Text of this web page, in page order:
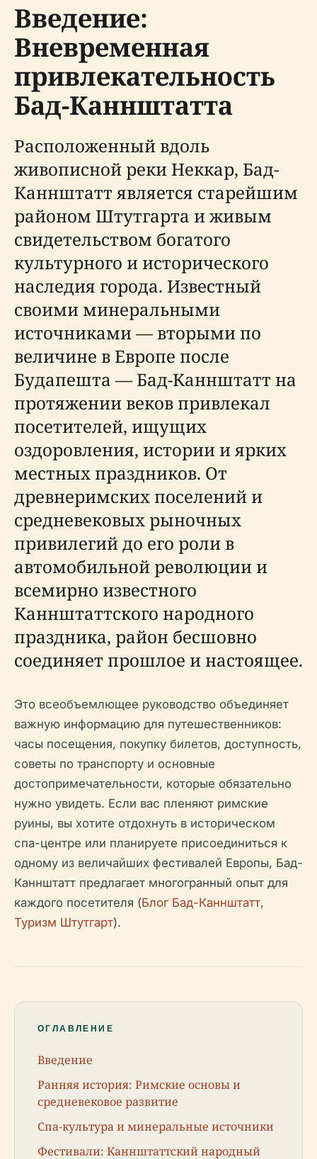
Введение:
Вневременная
привлекательность
Бад-Каннштатта
Расположенный вдоль
живописной реки Неккар, Бад-
Каннштатт является старейшим
районом Штутгарта и живым
свидетельством богатого
культурного и исторического
наследия города. Известный
своими минеральными
источниками — вторыми по
величине в Европе после
Будапешта — Бад-Каннштатт на
протяжении веков привлекал
посетителей, ищущих
оздоровления, истории и ярких
местных праздников. От
древнеримских поселений и
средневековых рыночных
привилегий до его роли в
автомобильной революции и
всемирно известного
Каннштаттского народного
праздника, район бесшовно
соединяет прошлое и настоящее.
Это всеобъемлющее руководство объединяет
важную информацию для путешественников:
часы посещения, покупку билетов, доступность,
советы по транспорту и основные
достопримечательности, которые обязательно
нужно увидеть. Если вас пленяют римские
руины, вы хотите отдохнуть в историческом
спа-центре или планируете присоединиться к
одному из величайших фестивалей Европы, Бад-
Каннштатт предлагает многогранный опыт для
каждого посетителя (Блог Бад-Каннштатт,
Туризм Штутгарт).
ОГЛАВЛЕНИЕ
Введение
Ранняя история: Римские основы и
средневековое развитие
Спа-культура и минеральные источники
Фестивали: Каннштаттский народный